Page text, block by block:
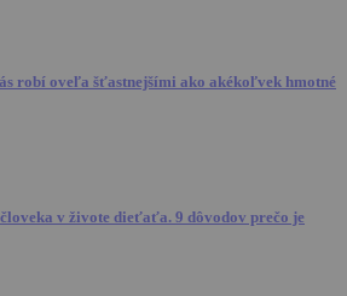
robí oveľa šťastnejšími ako akékoľvek hmotné
v živote dieťaťa. 9 dôvodov prečo je